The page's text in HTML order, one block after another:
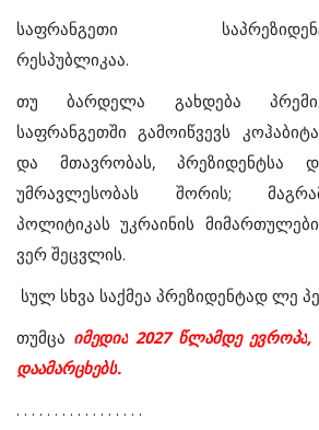
საფრანგეთი
რესპუბლიკაა.
თუ
ბარდელა გახდება
საფრანგეთში გამოიწვევს
და
მთავრობას, პრეზიდენტსა
უმრავლესობას
შორის;
პოლიტიკას უკრაინის
ვერ შეცვლის.
სულ სხვა საქმეა პრეზიდენტად ლე
თუმცა იმედია 2027 წლამდე ევროპა,
დაამარცხებს.
. . . . . . . . . . . . . . . . .